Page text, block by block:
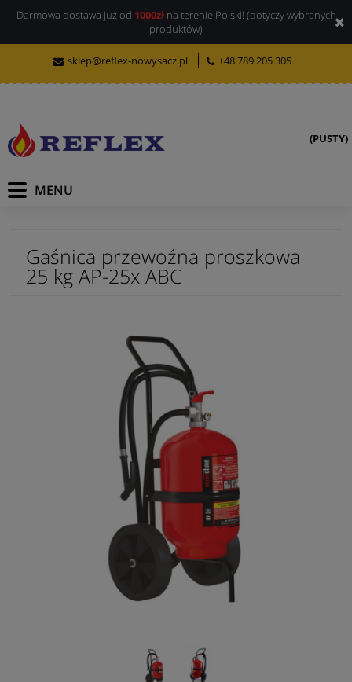
Darmowa dostawa już od 1000złna terenie Polski! (dotyczy wybranych
produktów)
sklep@reflex-nowysacz.pl +48 789 205 305
(PUSTY)
Gaśnica przewoźna proszkowa
25 kg AP-25x ABC